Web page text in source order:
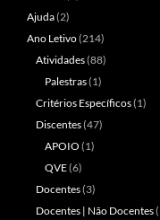
Ajuda(2)
Ano Letivo(214)
Atividades(88)
Palestras(1)
Critérios Específicos(1)
Discentes(47)
APOIO (1)
QVE(6)
Docentes(3)
Docentes | Não Docentes